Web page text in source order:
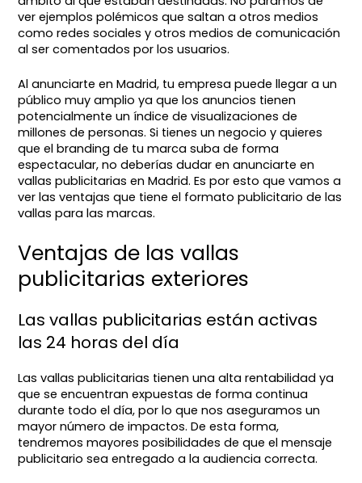
ver ejemplos polémicos que saltan a otros medios
como redes sociales y otros medios de comunicación
al ser comentados por los usuarios.
Al anunciarte en Madrid, tu empresa puede llegar a un
público muy amplio ya que los anuncios tienen
potencialmente un índice de visualizaciones de
millones de personas. Si tienes un negocio y quieres
que el branding de tu marca suba de forma
espectacular, no deberías dudar en anunciarte en
vallas publicitarias en Madrid. Es por esto que vamos a
ver las ventajas que tiene el formato publicitario de las
vallas para las marcas.
Ventajas de las vallas
publicitarias exteriores
Las vallas publicitarias están activas
las 24 horas del día
Las vallas publicitarias tienen una alta rentabilidad ya
que se encuentran expuestas de forma continua
durante todo el día, por lo que nos aseguramos un
mayor número de impactos. De esta forma,
tendremos mayores posibilidades de que el mensaje
publicitario sea entregado a la audiencia correcta.